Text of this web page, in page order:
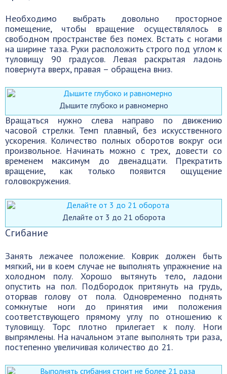
Необходимо выбрать довольно просторное
помещение, чтобы вращение осуществлялось в
свободном пространстве без помех. Встать с ногами
на ширине таза. Руки расположить строго под углом к
туловищу 90 градусов. Левая раскрытая ладонь
повернута вверх, правая – обращена вниз.
Дышите глубоко и равномерно
Вращаться нужно слева направо по движению
часовой стрелки. Темп плавный, без искусственного
ускорения. Количество полных оборотов вокруг оси
произвольное. Начинать можно с трех, довести со
временем максимум до двенадцати. Прекратить
вращение, как только появится ощущение
головокружения.
Делайте от 3 до 21 оборота
Сгибание
Занять лежачее положение. Коврик должен быть
мягкий, ни в коем случае не выполнять упражнение на
холодном полу. Хорошо вытянуть тело, ладони
опустить на пол. Подбородок притянуть на грудь,
оторвав голову от пола. Одновременно поднять
сомкнутые ноги до принятия ими положения
соответствующего прямому углу по отношению к
туловищу. Торс плотно прилегает к полу. Ноги
выпрямлены. На начальном этапе выполнять три раза,
постепенно увеличивая количество до 21.